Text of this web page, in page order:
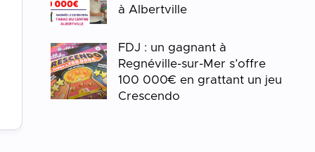
à Albertville
FDJ : un gagnant à
Regnéville-sur-Mer s’offre
100 000€ en grattant un jeu
Crescendo